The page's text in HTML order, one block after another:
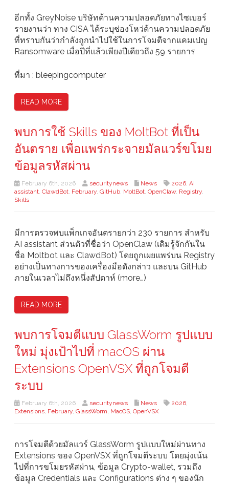
อีกทั้ง GreyNoise บริษัทด้านความปลอดภัยทางไซเบอร์
รายงานว่า ทาง CISA ได้ระบุช่องโหว่ด้านความปลอดภัย
ที่ทราบกันว่ากำลังถูกนำไปใช้ในการโจมตีจากแคมเปญ
Ransomware เมื่อปีที่แล้วเพียงปีเดียวถึง 59 รายการ
ที่มา : bleepingcomputer
READ MORE
พบการใช้ Skills ของ MoltBot ที่เป็น
อันตราย เพื่อแพร่กระจายมัลแวร์ขโมย
ข้อมูลรหัสผ่าน
February 6th, 2026 securitynews News 2026, AI
assistant, ClawdBot, February, GitHub, MoltBot, OpenClaw, Registry,
Skills
มีการตรวจพบแพ็กเกจอันตรายกว่า 230 รายการ สำหรับ
AI assistant ส่วนตัวที่ชื่อว่า OpenClaw (เดิมรู้จักกันใน
ชื่อ Moltbot และ ClawdBot) โดยถูกเผยแพร่บน Registry
อย่างเป็นทางการของเครื่องมือดังกล่าว และบน GitHub
ภายในเวลาไม่ถึงหนึ่งสัปดาห์ (more…)
READ MORE
พบการโจมตีแบบ GlassWorm รูปแบบ
ใหม่ มุ่งเป้าไปที่ macOS ผ่าน
Extensions OpenVSX ที่ถูกโจมตี
ระบบ
February 6th, 2026 securitynews News 2026,
Extensions, February, GlassWorm, MacOS, OpenVSX
การโจมตีด้วยมัลแวร์ GlassWorm รูปแบบใหม่ผ่านทาง
Extensions ของ OpenVSX ที่ถูกโจมตีระบบ โดยมุ่งเน้น
ไปที่การขโมยรหัสผ่าน, ข้อมูล Crypto-wallet, รวมถึง
ข้อมูล Credentials และ Configurations ต่าง ๆ ของนัก